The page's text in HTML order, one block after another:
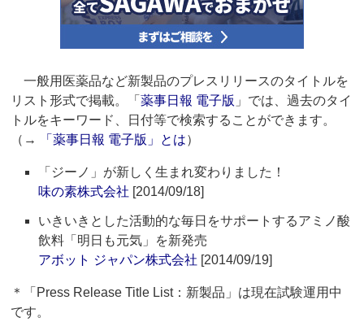
一般用医薬品など新製品のプレスリリースのタイトルを
リスト形式で掲載。「薬事日報 電子版 」では、過去のタイ
トルをキーワード、日付等で検索することができます。
（→
「薬事日報 電子版」とは）
「ジーノ」が新しく生まれ変わりました！
味の素株式会社 [2014/09/18]
いきいきとした活動的な毎日をサポートするアミノ酸
飲料「明日も元気」を新発売
アボット ジャパン株式会社 [2014/09/19]
＊「Press Release Title List：新製品」は現在試験運用中
です。